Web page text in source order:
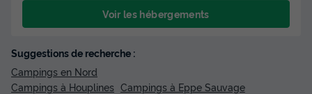
Voir les hébergements
Suggestions de recherche :
Campings en Nord
Campings à Houplines Campings à Eppe Sauvage